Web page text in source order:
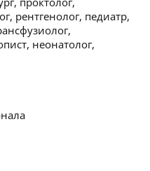
рентгенолог, педиатр,
неонатолог,